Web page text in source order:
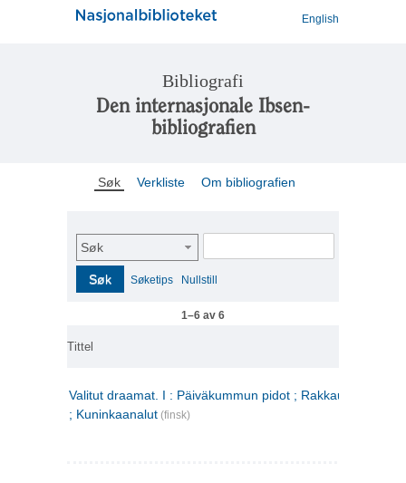
English
Bibliografi
Den internasjonale Ibsen-
bibliografien
Søk Verkliste Om bibliografien
Søk
Søk Søketips Nullstill
1–6 av 6
Tittel
Valitut draamat. I : Päiväkummun pidot ; Rakkauden
; Kuninkaanalut (finsk)